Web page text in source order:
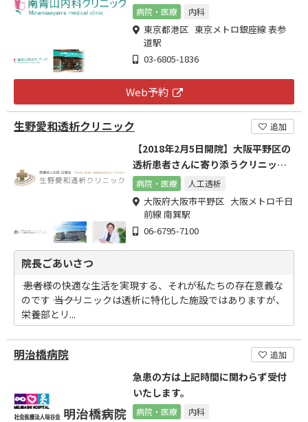
病院・医療 内科
東京都港区 東京メトロ銀座線 表参
道駅
03-6805-1836
Web予約
生野愛和透析クリニック 追加
【2018年2月5日開院】大阪平野区の
透析患者さんに寄り添うクリニック
(南巽駅徒歩約7分)
病院・医療 人工透析
大阪府大阪市平野区 大阪メトロ千日
前線 南巽駅
06-6795-7100
院長ごあいさつ
――― 患者様の快適な生活を実現する、それが私たちの存在意義な
のです ――― 当クリニックは透析に特化した施設ではありますが、
栄養部とリ...
明治橋病院 追加
急患の方は上記時間に関わらず受付
いたします。
病院・医療 内科